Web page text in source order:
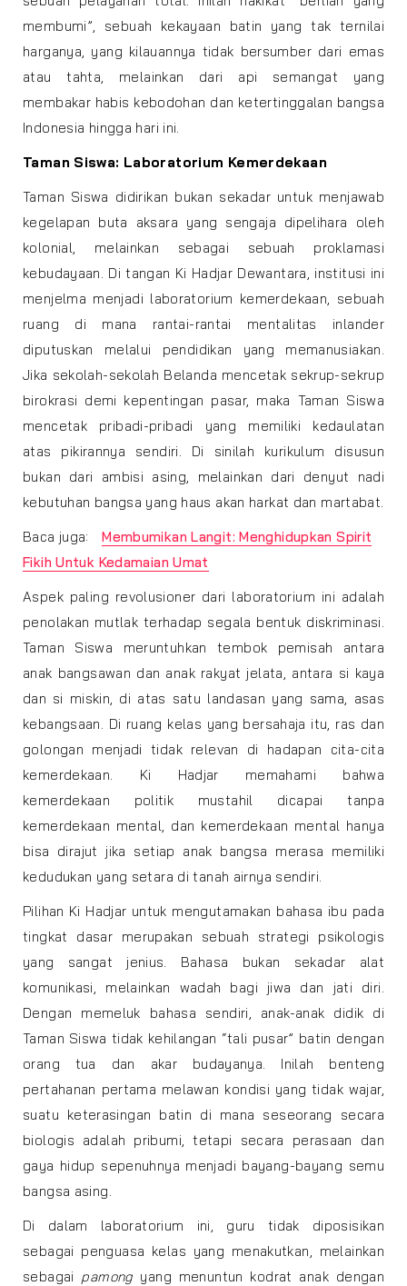
membumi”, sebuah kekayaan batin yang tak ternilai
harganya, yang kilauannya tidak bersumber dari emas
atau tahta, melainkan dari api semangat yang
membakar habis kebodohan dan ketertinggalan bangsa
Indonesia hingga hari ini.
Taman Siswa: Laboratorium Kemerdekaan
Taman Siswa didirikan bukan sekadar untuk menjawab
kegelapan buta aksara yang sengaja dipelihara oleh
kolonial, melainkan sebagai sebuah proklamasi
kebudayaan. Di tangan Ki Hadjar Dewantara, institusi ini
menjelma menjadi laboratorium kemerdekaan, sebuah
ruang di mana rantai-rantai mentalitas inlander
diputuskan melalui pendidikan yang memanusiakan.
Jika sekolah-sekolah Belanda mencetak sekrup-sekrup
birokrasi demi kepentingan pasar, maka Taman Siswa
mencetak pribadi-pribadi yang memiliki kedaulatan
atas pikirannya sendiri. Di sinilah kurikulum disusun
bukan dari ambisi asing, melainkan dari denyut nadi
kebutuhan bangsa yang haus akan harkat dan martabat.
Baca juga:
Membumikan Langit: Menghidupkan Spirit
Fikih Untuk Kedamaian Umat
Aspek paling revolusioner dari laboratorium ini adalah
penolakan mutlak terhadap segala bentuk diskriminasi.
Taman Siswa meruntuhkan tembok pemisah antara
anak bangsawan dan anak rakyat jelata, antara si kaya
dan si miskin, di atas satu landasan yang sama, asas
kebangsaan. Di ruang kelas yang bersahaja itu, ras dan
golongan menjadi tidak relevan di hadapan cita-cita
kemerdekaan. Ki Hadjar memahami bahwa
kemerdekaan politik mustahil dicapai tanpa
kemerdekaan mental, dan kemerdekaan mental hanya
bisa dirajut jika setiap anak bangsa merasa memiliki
kedudukan yang setara di tanah airnya sendiri.
Pilihan Ki Hadjar untuk mengutamakan bahasa ibu pada
tingkat dasar merupakan sebuah strategi psikologis
yang sangat jenius. Bahasa bukan sekadar alat
komunikasi, melainkan wadah bagi jiwa dan jati diri.
Dengan memeluk bahasa sendiri, anak-anak didik di
Taman Siswa tidak kehilangan “tali pusar” batin dengan
orang tua dan akar budayanya. Inilah benteng
pertahanan pertama melawan kondisi yang tidak wajar,
suatu keterasingan batin di mana seseorang secara
biologis adalah pribumi, tetapi secara perasaan dan
gaya hidup sepenuhnya menjadi bayang-bayang semu
bangsa asing.
Di dalam laboratorium ini, guru tidak diposisikan
sebagai penguasa kelas yang menakutkan, melainkan
sebagai pamong yang menuntun kodrat anak dengan